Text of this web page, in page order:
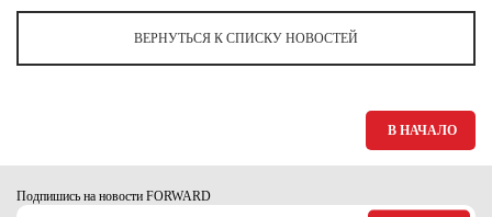
ВЕРНУТЬСЯ К СПИСКУ НОВОСТЕЙ
В НАЧАЛО
Подпишись на новости FORWARD